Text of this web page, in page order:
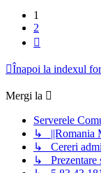
1
2
Înapoi la indexul
Mergi la
Serverele
↳ ||Romania
↳ Cereri
↳ Prezentare